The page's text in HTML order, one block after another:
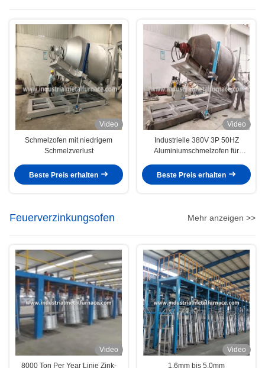
Video
Schmelzofen mit niedrigem
Schmelzverlust
Beste Preis erhalten
Video
Industrielle 380V 3P 50HZ
Aluminiumschmelzofen für
Beste Preis erhalten
Feuerverzinkungsofen Mehr anzeigen >>
Video
8000 Ton Per Year Linie Zink-
Video
1.6mm bis 5.0mm